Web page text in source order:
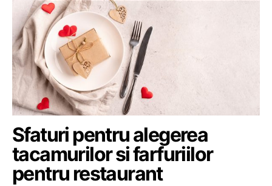
Sfaturi pentru alegerea
tacamurilor si farfuriilor
pentru restaurant